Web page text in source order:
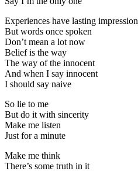
Experiences have lasting impression
But words once spoken
Don’t mean a lot now
Belief is the way
The way of the innocent
And when I say innocent
I should say naive
So lie to me
But do it with sincerity
Make me listen
Just for a minute
Make me think
There’s some truth in it